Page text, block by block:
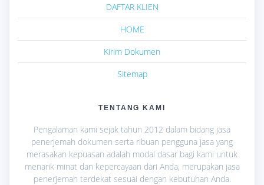
DAFTAR KLIEN
HOME
Kirim Dokumen
Sitemap
TENTANG KAMI
Pengalaman kami sejak tahun 2012 dalam bidang jasa
penerjemah dokumen serta ribuan pengguna jasa yang
merasakan kepuasan adalah modal dasar bagi kami untuk
menarik minat dan kepercayaan dari Anda, merupakan jasa
penerjemah terdekat sesuai dengan kebutuhan Anda.